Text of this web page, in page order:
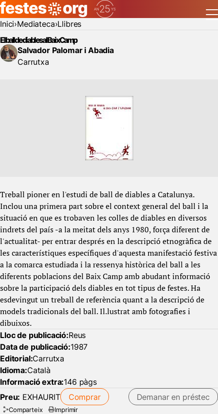
Inici Mediateca Llibres
El ball de diables al Baix Camp
Salvador Palomar i Abadia
Carrutxa
Treball pioner en l'estudi de ball de diables a Catalunya.
Inclou una primera part sobre el context general del ball i la
situació en que es trobaven les colles de diables en diversos
indrets del país -a la meitat dels anys 1980, força diferent de
l'actualitat- per entrar després en la descripció etnogràfica de
les característiques específiques d'aquesta manifestació festiva
a la comarca estudiada i la ressenya històrica del ball a les
diferents poblacions del Baix Camp amb abudant informació
sobre la participació dels diables en tot tipus de festes. Ha
esdevingut un treball de referència quant a la descripció de
models tradicionals del ball. Il.lustrat amb fotografies i
dibuixos.
Lloc de publicació:Reus
Data de publicació:1987
Editorial:Carrutxa
Idioma:Català
Informació extra:146 pàgs
Preu: EXHAURIT Comprar Demanar en préstec
Comparteix Imprimir